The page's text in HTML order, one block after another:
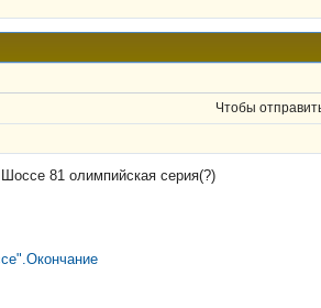
Чтобы
81 олимпийская серия(?)